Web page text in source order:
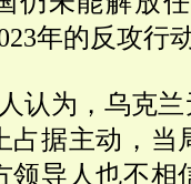
年的反攻行动
人认为，乌克
占据主动，当
领导人也不